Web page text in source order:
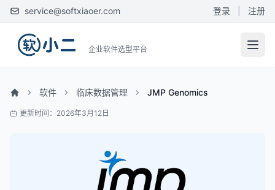
service@softxiaoer.com 登录 注册
企业软件选型平台
软件 临床数据管理 JMP Genomics
更新时间：2026年3月12日